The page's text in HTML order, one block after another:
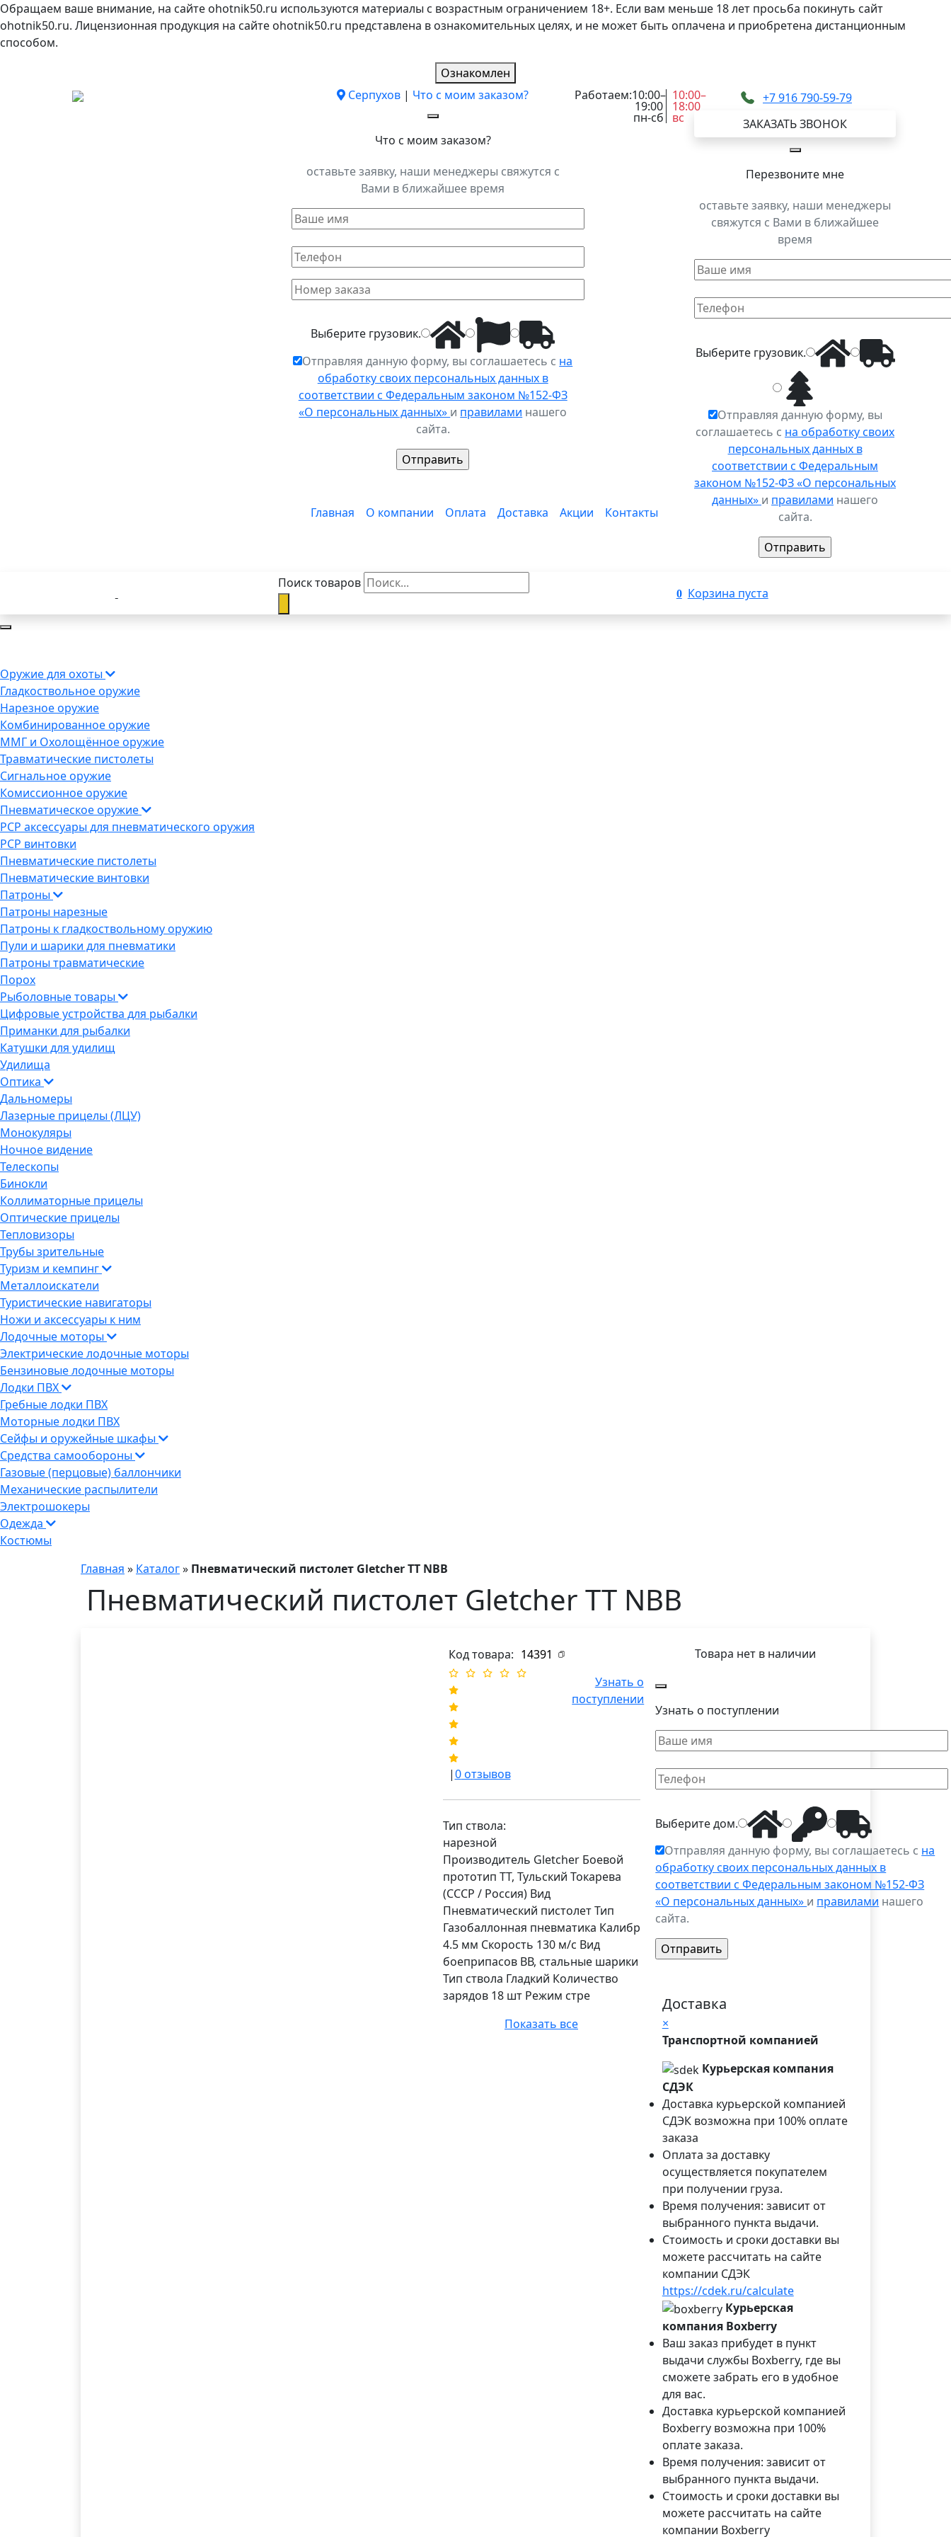
Обращаем ваше внимание, на сайте ohotnik50.ru используются материалы с возрастным ограничением 18+. Если вам меньше 18 лет просьба покинуть сайт
ohotnik50.ru. Лицензионная продукция на сайте ohotnik50.ru представлена в ознакомительных целях, и не может быть оплачена и приобретена дистанционным
способом.
Ознакомлен
Серпухов | Что с моим заказом?
Что с моим заказом?
оставьте заявку, наши менеджеры свяжутся с
Вами в ближайшее время
Выберите грузовик.
Отправляя данную форму, вы соглашаетесь с на
обработку своих персональных данных в
соответствии с Федеральным законом №152-ФЗ
«О персональных данных» и правилами нашего
сайта.
Работаем:10:00–
19:00
пн-сб
10:00–
18:00
вс
Главная О компании Оплата Доставка Акции Контакты
+7 916 790-59-79
ЗАКАЗАТЬ ЗВОНОК
Перезвоните мне
оставьте заявку, наши менеджеры
свяжутся с Вами в ближайшее
время
Выберитегрузовик.
Отправляя данную форму, вы
соглашаетесь с на обработку своих
персональных данных в
соответствии с Федеральным
законом №152-ФЗ «О персональных
данных» и правилами нашего
сайта.
Поиск товаров
0 Корзина пуста
Оружие для охоты
Гладкоствольное оружие
Нарезное оружие
Комбинированное оружие
ММГ и Охолощённое оружие
Травматические пистолеты
Сигнальное оружие
Комиссионное оружие
Пневматическое оружие
PCP аксессуары для пневматического оружия
PCP винтовки
Пневматические пистолеты
Пневматические винтовки
Патроны
Патроны нарезные
Патроны к гладкоствольному оружию
Пули и шарики для пневматики
Патроны травматические
Порох
Рыболовные товары
Цифровые устройства для рыбалки
Приманки для рыбалки
Катушки для удилищ
Удилища
Оптика
Дальномеры
Лазерные прицелы (ЛЦУ)
Монокуляры
Ночное видение
Телескопы
Бинокли
Коллиматорные прицелы
Оптические прицелы
Тепловизоры
Трубы зрительные
Туризм и кемпинг
Металлоискатели
Туристические навигаторы
Ножи и аксессуары к ним
Лодочные моторы
Электрические лодочные моторы
Бензиновые лодочные моторы
Лодки ПВХ
Гребные лодки ПВХ
Моторные лодки ПВХ
Сейфы и оружейные шкафы
Средства самообороны
Газовые (перцовые) баллончики
Механические распылители
Электрошокеры
Одежда
Костюмы
Главная » Каталог» Пневматический пистолет Gletcher TT NBB
Пневматический пистолет Gletcher TT NBB
Код товара: 14391
|0отзывов
Тип ствола:
нарезной
Производитель Gletcher Боевой
прототип ТТ, Тульский Токарева
(СССР / Россия) Вид
Пневматический пистолет Тип
Газобаллонная пневматика Калибр
4.5 мм Скорость 130 м/с Вид
боеприпасов ВВ, стальные шарики
Тип ствола Гладкий Количество
зарядов 18 шт Режим стре
Показать все
Товара нет в наличии
Узнать о
поступлении
Узнать о поступлении
Выберитедом.
Отправляя данную форму, вы соглашаетесь с на
обработку своих персональных данных в
соответствии с Федеральным законом №152-ФЗ
«О персональных данных» и правилами нашего
сайта.
Доставка
×
Транспортной компанией
Курьерская компания
СДЭК
Доставка курьерской компанией
СДЭК возможна при 100% оплате
заказа
Оплата за доставку
осуществляется покупателем
при получении груза.
Время получения: зависит от
выбранного пункта выдачи.
Стоимость и сроки доставки вы
можете рассчитать на сайте
компании СДЭК
https://cdek.ru/calculate
Курьерская
компания Boxberry
Ваш заказ прибудет в пункт
выдачи службы Boxberry, где вы
сможете забрать его в удобное
для вас.
Доставка курьерской компанией
Boxberry возможна при 100%
оплате заказа.
Время получения: зависит от
выбранного пункта выдачи.
Стоимость и сроки доставки вы
можете рассчитать на сайте
компании Boxberry